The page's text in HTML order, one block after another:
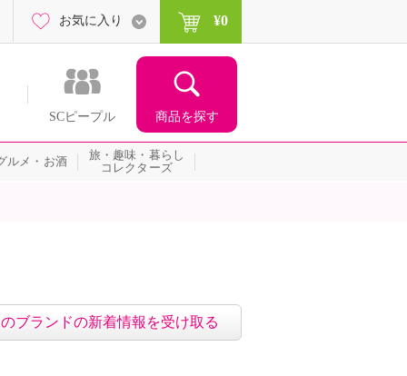
SCピープル 商品を探す
お気に入り ¥0
ルメ・お酒
旅・趣味・暮らし
コレクターズ
ブランドの新着情報を受け取る